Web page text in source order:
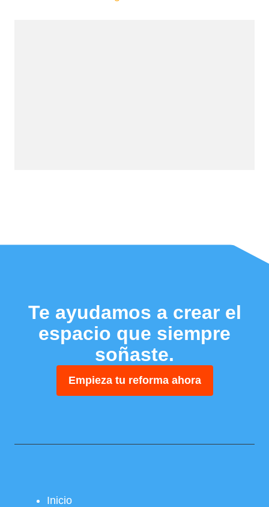
Te ayudamos a crear el
espacio que siempre
soñaste.
Empieza tu reforma ahora
Inicio